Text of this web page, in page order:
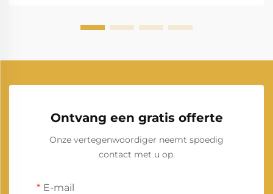
Ontvang een gratis offerte
Onze vertegenwoordiger neemt spoedig
contact met u op.
E-mail